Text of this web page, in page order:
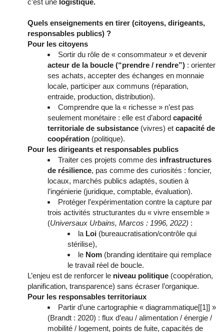
c’est une logistique.
Quels enseignements en tirer (citoyens, dirigeants,
responsables publics) ?
Pour les citoyens
Sortir du rôle de « consommateur » et devenir
acteur de la boucle (“prendre / rendre”) : orienter
ses achats, accepter des échanges en monnaie
locale, participer aux communs (réparation,
entraide, production, distribution).
Comprendre que la « richesse » n’est pas
seulement monétaire : elle est d’abord capacité
territoriale de subsistance (vivres) et capacité de
coopération (politique).
Pour les dirigeants et responsables publics
Traiter ces projets comme des infrastructures
de résilience, pas comme des curiosités : foncier,
locaux, marchés publics adaptés, soutien à
l’ingénierie (juridique, comptable, évaluation).
Protéger l’expérimentation contre la capture par
trois activités structurantes du « vivre ensemble »
(Universaux Urbains, Marcos : 1996, 2022) :
la Loi (bureaucratisation/contrôle qui
stérilise),
le Nom (branding identitaire qui remplace
le travail réel de boucle.
L’enjeu est de renforcer le niveau politique (coopération,
planification, transparence) sans écraser l’organique.
Pour les responsables territoriaux
Partir d’une cartographie « diagrammatique[[1]] »
(Brandt : 2020) : flux d’eau / alimentation / énergie /
mobilité / logement, points de fuite, capacités de